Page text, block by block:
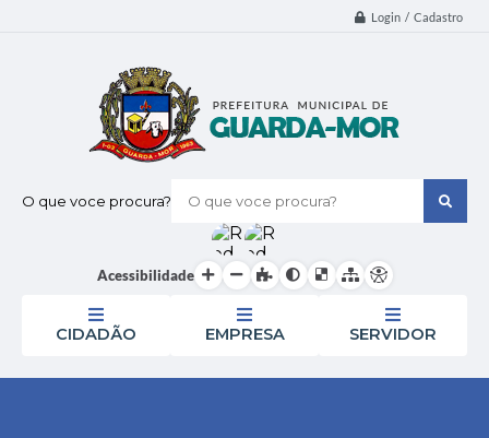
Login / Cadastro
O que voce procura?
Acessibilidade
CIDADÃO EMPRESA SERVIDOR